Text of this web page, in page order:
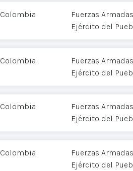
Colombia
Fuerzas
Ejército del
Colombia
Fuerzas
Ejército del
Colombia
Fuerzas
Ejército del
Colombia
Fuerzas
Ejército del